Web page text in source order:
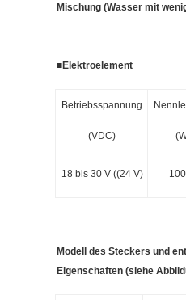
Mischung (Wasser mit
■Elektroelement
Betriebsspannung
(VDC)
18 bis 30 V ((24 V)
Modell des Steckers und
Eigenschaften (siehe